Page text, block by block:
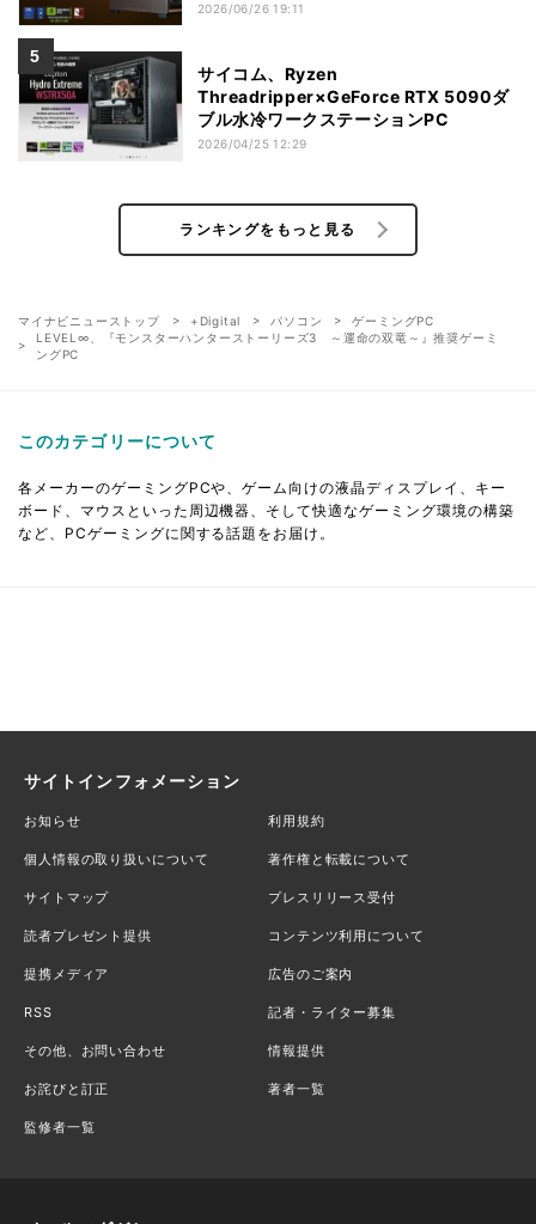
2026/06/26 19:11
サイコム、Ryzen
Threadripper×GeForce RTX 5090ダ
ブル水冷ワークステーションPC
2026/04/25 12:29
ランキングをもっと見る
マイナビニューストップ +Digital パソコン
ゲーミングPC
LEVEL∞、『モンスターハンターストーリーズ3 ～運命の双竜～』推奨ゲーミ
ングPC
このカテゴリーについて
各メーカーのゲーミングPCや、ゲーム向けの液晶ディスプレイ、キー
ボード、マウスといった周辺機器、そして快適なゲーミング環境の構築
など、PCゲーミングに関する話題をお届け。
サイトインフォメーション
お知らせ 利用規約
個人情報の取り扱いについて 著作権と転載について
サイトマップ プレスリリース受付
読者プレゼント提供 コンテンツ利用について
提携メディア 広告のご案内
RSS 記者・ライター募集
その他、お問い合わせ 情報提供
お詫びと訂正 著者一覧
監修者一覧